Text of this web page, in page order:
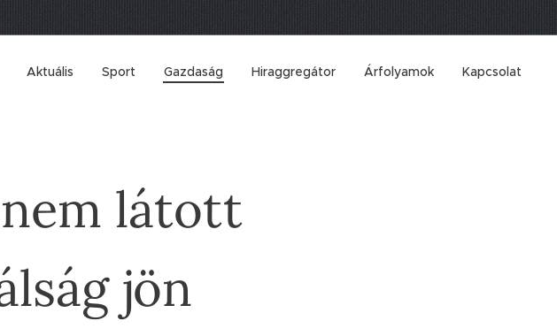
Aktuális Sport Gazdaság Hiraggregátor Árfolyamok Kapcsolat
nem látott
jön